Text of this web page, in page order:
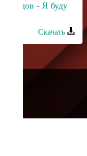
- Я буду
Скачать